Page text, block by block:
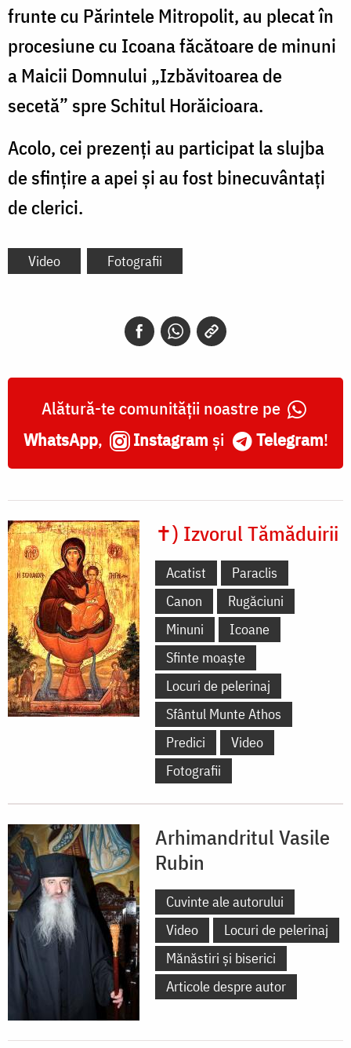
frunte cu Părintele Mitropolit, au plecat în
procesiune cu Icoana făcătoare de minuni
a Maicii Domnului „Izbăvitoarea de
secetă” spre Schitul Horăicioara.
Acolo, cei prezenți au participat la slujba
de sfințire a apei și au fost binecuvântați
de clerici.
Video Fotografii
Alătură-te comunității noastre pe
WhatsApp, Instagram și Telegram!
✝) Izvorul Tămăduirii
Acatist
Paraclis
Canon
Rugăciuni
Minuni
Icoane
Sfinte moaște
Locuri de pelerinaj
Sfântul Munte Athos
Predici
Video
Fotografii
Arhimandritul Vasile
Rubin
Cuvinte ale autorului
Video
Locuri de pelerinaj
Mănăstiri și biserici
Articole despre autor